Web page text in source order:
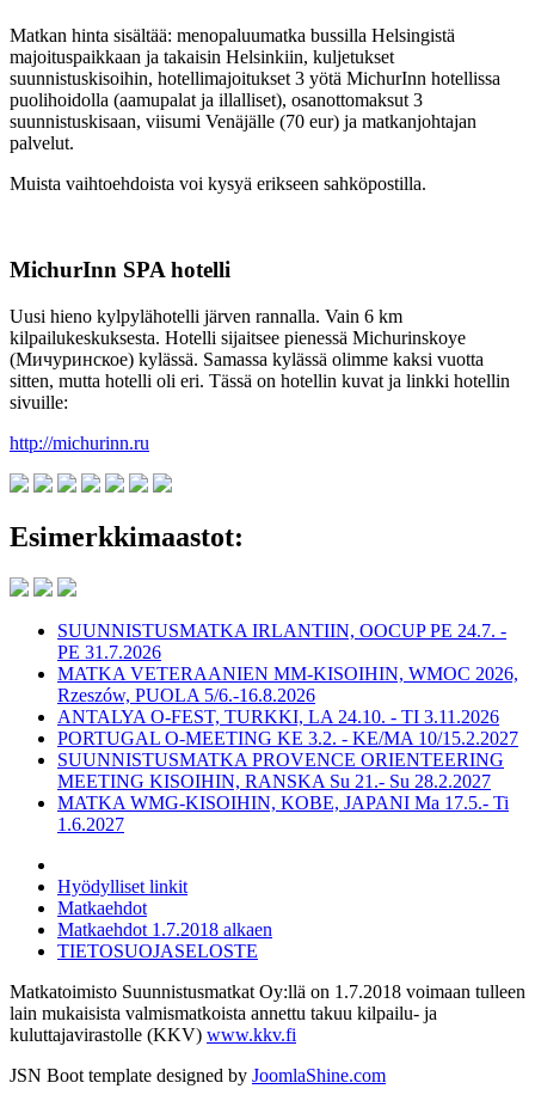
Matkan hinta sisältää: menopaluumatka bussilla Helsingistä
majoituspaikkaan ja takaisin Helsinkiin, kuljetukset
suunnistuskisoihin, hotellimajoitukset 3 yötä MichurInn hotellissa
puolihoidolla (aamupalat ja illalliset), osanottomaksut 3
suunnistuskisaan, viisumi Venäjälle (70 eur) ja matkanjohtajan
palvelut.
Muista vaihtoehdoista voi kysyä erikseen sahköpostilla.
MichurInn SPA hotelli
Uusi hieno kylpylähotelli järven rannalla. Vain 6 km
kilpailukeskuksesta. Hotelli sijaitsee pienessä Michurinskoye
(Мичуринское) kylässä. Samassa kylässä olimme kaksi vuotta
sitten, mutta hotelli oli eri. Tässä on hotellin kuvat ja linkki hotellin
sivuille:
http://michurinn.ru
Esimerkkimaastot:
SUUNNISTUSMATKA IRLANTIIN, OOCUP PE 24.7. -
PE 31.7.2026
MATKA VETERAANIEN MM-KISOIHIN, WMOC 2026,
Rzeszów, PUOLA 5/6.-16.8.2026
ANTALYA O-FEST, TURKKI, LA 24.10. - TI 3.11.2026
PORTUGAL O-MEETING KE 3.2. - KE/MA 10/15.2.2027
SUUNNISTUSMATKA PROVENCE ORIENTEERING
MEETING KISOIHIN, RANSKA Su 21.- Su 28.2.2027
MATKA WMG-KISOIHIN, KOBE, JAPANI Ma 17.5.- Ti
1.6.2027
Hyödylliset linkit
Matkaehdot
Matkaehdot 1.7.2018 alkaen
TIETOSUOJASELOSTE
Matkatoimisto Suunnistusmatkat Oy:llä on 1.7.2018 voimaan tulleen
lain mukaisista valmismatkoista annettu takuu kilpailu- ja
kuluttajavirastolle (KKV) www.kkv.fi
JSN Boot template designed by JoomlaShine.com